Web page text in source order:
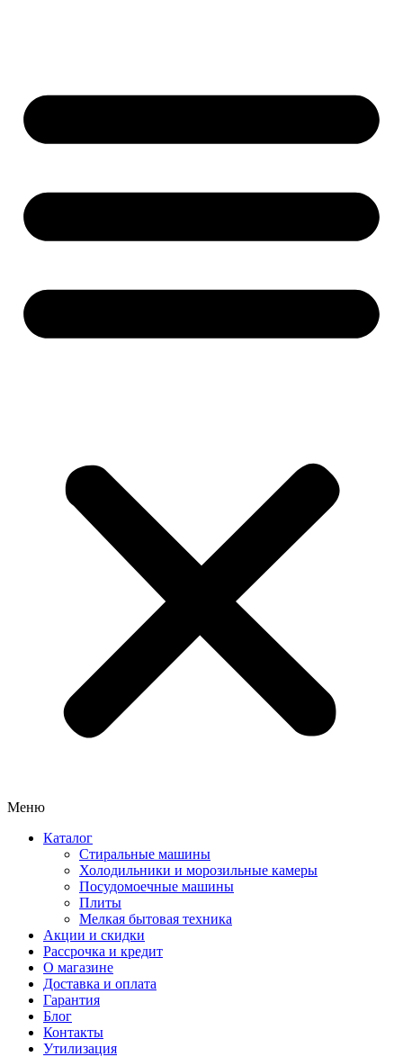
Меню
Каталог
Стиральные машины
Холодильники и морозильные камеры
Посудомоечные машины
Плиты
Мелкая бытовая техника
Акции и скидки
Рассрочка и кредит
О магазине
Доставка и оплата
Гарантия
Блог
Контакты
Утилизация